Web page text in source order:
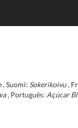
, Suomi: Sokerikoivu,
, Português: Açúcar